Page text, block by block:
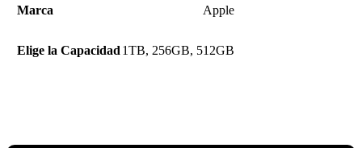
Marca Apple
Elige la Capacidad 1TB, 256GB, 512GB